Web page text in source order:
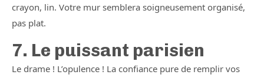
crayon, lin. Votre mur semblera soigneusement organisé,
pas plat.
7. Le puissant parisien
Le drame ! L’opulence ! La confiance pure de remplir vos